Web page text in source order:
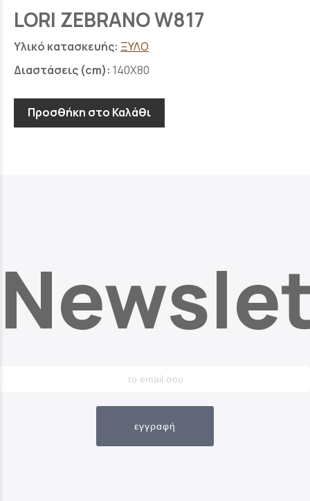
LORI ZEBRANO W817
Υλικό κατασκευής: ΞΥΛΟ
Διαστάσεις (cm): 140X80
Προσθήκη στο Καλάθι
εγγραφή